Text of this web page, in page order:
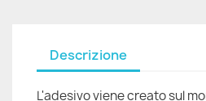
Descrizione
L'adesivo viene creato sul